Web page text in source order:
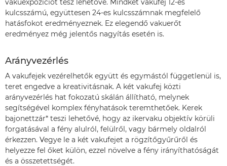
vakuexpozíciót tesz lehetővé. Mindkét vakufej 12-es
kulcsszámú, együttesen 24-es kulcsszámnak megfelelő
hatásfokot eredményeznek. Ez elegendő vakuerőt
eredményez még jelentős nagyítás esetén is.
Arányvezérlés
A vakufejek vezérelhetők együtt és egymástól függetlenül is,
teret engedve a kreativitásnak. A két vakufej közti
arányvezérlés hat fokozatú skálán állítható, melynek
segítségével komplex fényhatások teremthetőek. Kerek
bajonettzár* teszi lehetővé, hogy az ikervaku objektív körüli
forgatásával a fény alulról, felülről, vagy bármely oldalról
érkezzen. Vegye le a két vakufejet a rögzítőgyűrűről és
helyezze fel őket külön, ezzel növelve a fény irányíthatóságát
és a összetettségét.